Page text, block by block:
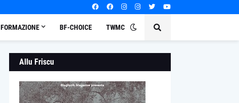
FORMAZIONE BF-CHOICE TWMC
Allu Friscu